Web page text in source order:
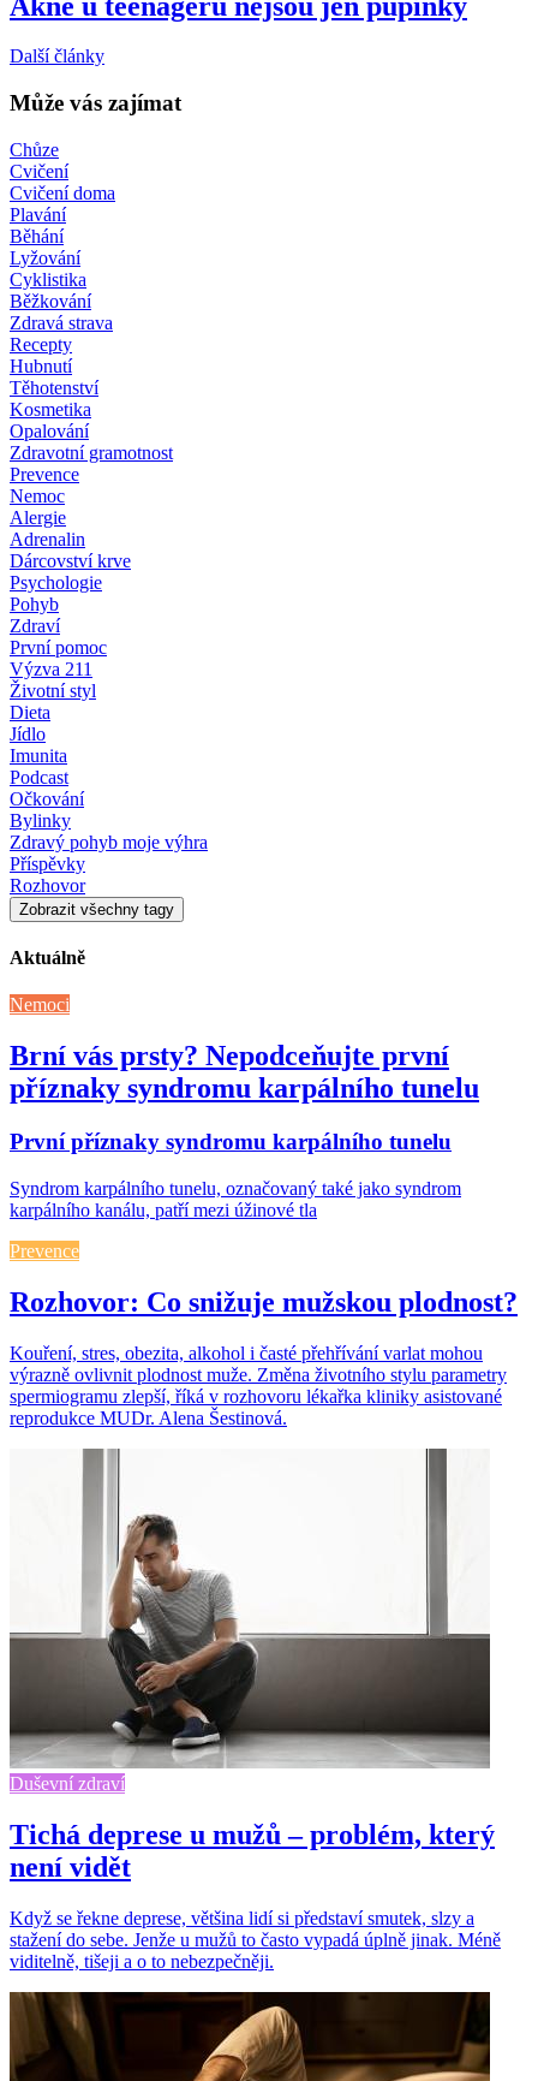
Další články
Může vás zajímat
Chůze
Cvičení
Cvičení doma
Plavání
Běhání
Lyžování
Cyklistika
Běžkování
Zdravá strava
Recepty
Hubnutí
Těhotenství
Kosmetika
Opalování
Zdravotní gramotnost
Prevence
Nemoc
Alergie
Adrenalin
Dárcovství krve
Psychologie
Pohyb
Zdraví
První pomoc
Výzva 211
Životní styl
Dieta
Jídlo
Imunita
Podcast
Očkování
Bylinky
Zdravý pohyb moje výhra
Příspěvky
Rozhovor
Zobrazit všechny tagy
Aktuálně
Nemoci
Brní vás prsty? Nepodceňujte první
příznaky syndromu karpálního tunelu
První příznaky syndromu karpálního tunelu
Syndrom karpálního tunelu, označovaný také jako syndrom
karpálního kanálu, patří mezi úžinové tla
Prevence
Rozhovor: Co snižuje mužskou plodnost?
Kouření, stres, obezita, alkohol i časté přehřívání varlat mohou
výrazně ovlivnit plodnost muže. Změna životního stylu parametry
spermiogramu zlepší, říká v rozhovoru lékařka kliniky asistované
reprodukce MUDr. Alena Šestinová.
Duševní zdraví
Tichá deprese u mužů – problém, který
není vidět
Když se řekne deprese, většina lidí si představí smutek, slzy a
stažení do sebe. Jenže u mužů to často vypadá úplně jinak. Méně
viditelně, tišeji a o to nebezpečněji.